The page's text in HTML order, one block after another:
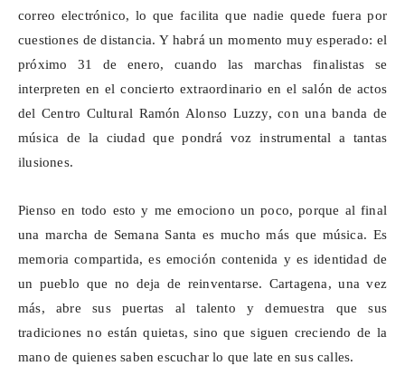
correo electrónico, lo que facilita que nadie quede fuera por
cuestiones de distancia. Y habrá un momento muy esperado: el
próximo 31 de enero, cuando las marchas finalistas se
interpreten en el concierto extraordinario en el salón de actos
del Centro Cultural Ramón Alonso Luzzy, con una banda de
música de la ciudad que pondrá voz instrumental a tantas
ilusiones.
Pienso en todo esto y me emociono un poco, porque al final
una marcha de Semana Santa es mucho más que música. Es
memoria compartida, es emoción contenida y es identidad de
un pueblo que no deja de reinventarse. Cartagena, una vez
más, abre sus puertas al talento y demuestra que sus
tradiciones no están quietas, sino que siguen creciendo de la
mano de quienes saben escuchar lo que late en sus calles.